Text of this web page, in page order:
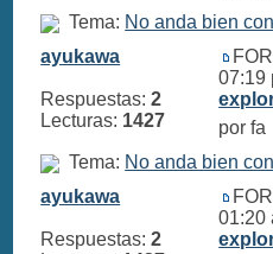
Tema: No anda bien
ayukawa
Respuestas:2
Lecturas: 1427
07:19
por fa
Tema: No anda bien
ayukawa
Respuestas:2
01:20